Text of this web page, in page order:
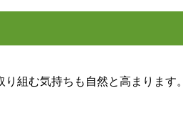
組む気持ちも自然と高まります。